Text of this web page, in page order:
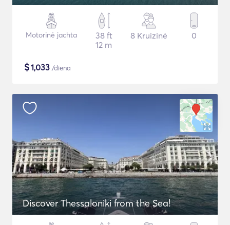
Motorinė jachta
38 ft
12 m
8 Kruizinė 0
$1,033 /diena
Discover Thessaloniki from the Sea!